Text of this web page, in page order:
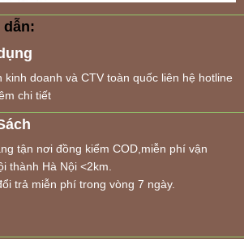
kinh doanh và CTV toàn quốc liên hệ hotline
chi tiết
tận nơi đồng kiểm COD,miễn phí vận
thành Hà Nội <2km.
trả miễn phí trong vòng 7 ngày.